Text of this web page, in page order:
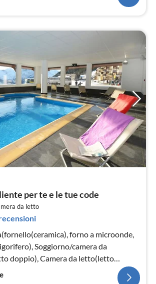
per te e le tue code
da letto
forno a microonde,
Soggiorno/camera da
doppio), Camera da letto(letto